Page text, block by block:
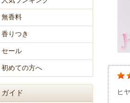
ヒ
無香料
香りつき
セール
初めての方へ
ガイド